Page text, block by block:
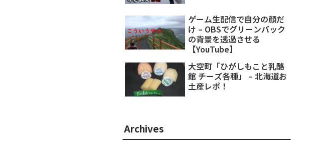
ゲーム生配信で自分の顔だ
け – OBSでグリーンバック
の背景を透過させる
【YouTube】
大空町「ひがしもこと乳酪
館 チーズ各種」 – 北海道お
土産レポ！
Archives